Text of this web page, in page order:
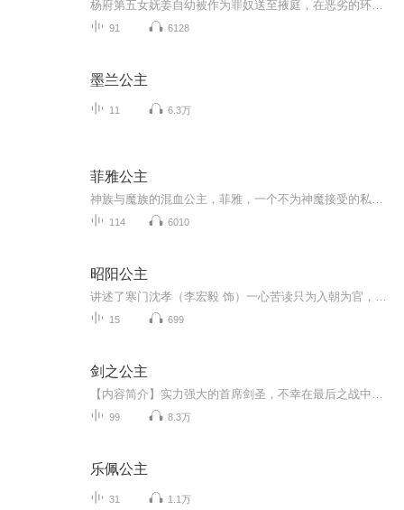
91 6128
墨兰公主
11 6.3万
菲雅公主
114 6010
昭阳公主
15 699
剑之公主
99 8.3万
乐佩公主
31 1.1万